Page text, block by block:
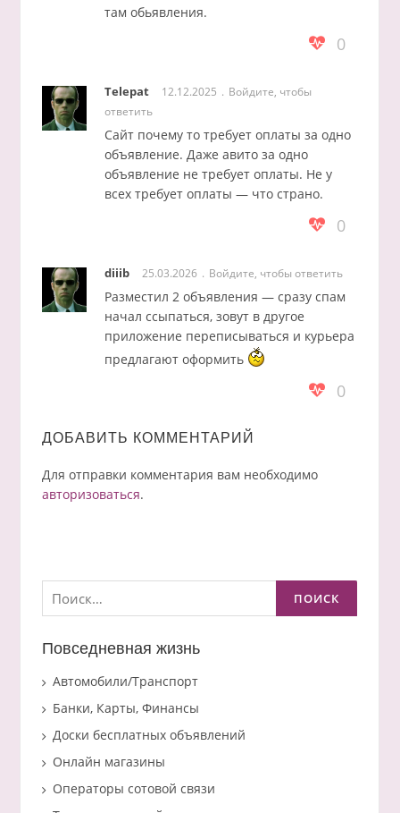
там обьявления.
0
Telepat 12.12.2025
Войдите, чтобы
ответить
Сайт почему то требует оплаты за одно
объявление. Даже авито за одно
объявление не требует оплаты. Не у
всех требует оплаты — что страно.
0
diiib 25.03.2026 Войдите, чтобы ответить
Разместил 2 объявления — сразу спам
начал ссыпаться, зовут в другое
приложение переписываться и курьера
предлагают оформить
0
ДОБАВИТЬ КОММЕНТАРИЙ
Для отправки комментария вам необходимо
авторизоваться.
Найти:
Повседневная жизнь
Автомобили/Транспорт
Банки, Карты, Финансы
Доски бесплатных объявлений
Онлайн магазины
Операторы сотовой связи